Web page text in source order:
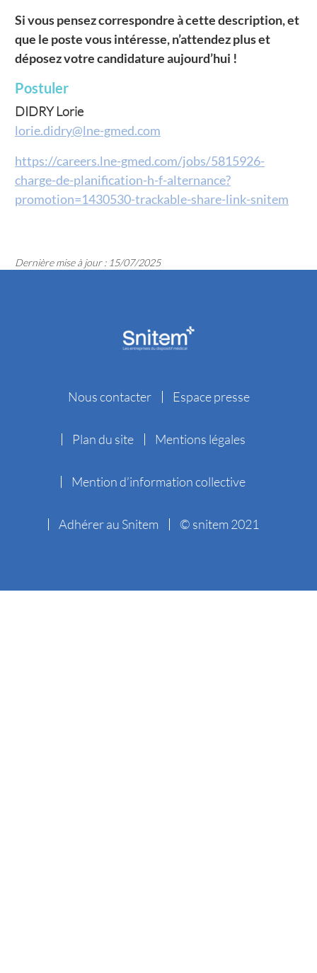
Si vous pensez correspondre à cette description, et
que le poste vous intéresse, n’attendez plus et
déposez votre candidature aujourd’hui !
Postuler
DIDRY Lorie
lorie.didry@lne-gmed.com
https://careers.lne-gmed.com/jobs/5815926-
charge-de-planification-h-f-alternance?
promotion=1430530-trackable-share-link-snitem
Dernière mise à jour : 15/07/2025
Nous contacter Espace presse
Plan du site Mentions légales
Mention d’information collective
Adhérer au Snitem © snitem 2021